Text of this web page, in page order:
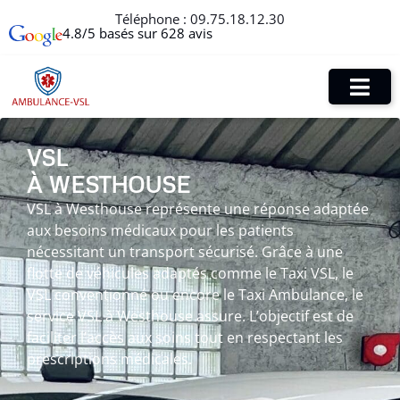
Téléphone : 09.75.18.12.30
4.8/5 basés sur 628 avis
VSL
À WESTHOUSE
VSL à Westhouse représente une réponse adaptée
aux besoins médicaux pour les patients
nécessitant un transport sécurisé. Grâce à une
flotte de véhicules adaptés comme le Taxi VSL, le
VSL conventionné ou encore le Taxi Ambulance, le
service VSL à Westhouse assure. L’objectif est de
faciliter l’accès aux soins tout en respectant les
prescriptions médicales.